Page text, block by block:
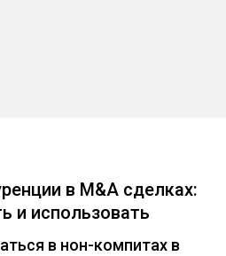
в M&A сделках:
и использовать
в нон-компитах в